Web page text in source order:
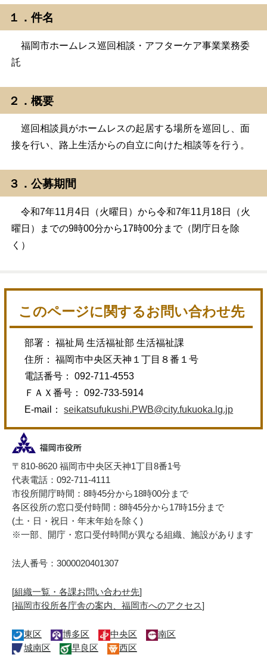
１．件名
福岡市ホームレス巡回相談・アフターケア事業業務委
託
２．概要
巡回相談員がホームレスの起居する場所を巡回し、面
接を行い、路上生活からの自立に向けた相談等を行う。
３．公募期間
令和7年11月4日（火曜日）から令和7年11月18日（火
曜日）までの9時00分から17時00分まで（閉庁日を除
く）
このページに関するお問い合わせ先
部署： 福祉局 生活福祉部 生活福祉課
住所： 福岡市中央区天神１丁目８番１号
電話番号： 092-711-4553
ＦＡＸ番号： 092-733-5914
E-mail：seikatsufukushi.PWB@city.fukuoka.lg.jp
〒810-8620 福岡市中央区天神1丁目8番1号
代表電話：092-711-4111
市役所開庁時間：8時45分から18時00分まで
各区役所の窓口受付時間：8時45分から17時15分まで
(土・日・祝日・年末年始を除く)
※一部、開庁・窓口受付時間が異なる組織、施設があります
法人番号：3000020401307
[組織一覧・各課お問い合わせ先]
[福岡市役所各庁舎の案内、福岡市へのアクセス]
東区 博多区 中央区
南区
城南区
早良区 西区